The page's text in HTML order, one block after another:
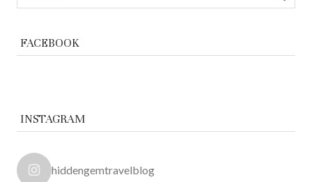
FACEBOOK
INSTAGRAM
hiddengemtravelblog